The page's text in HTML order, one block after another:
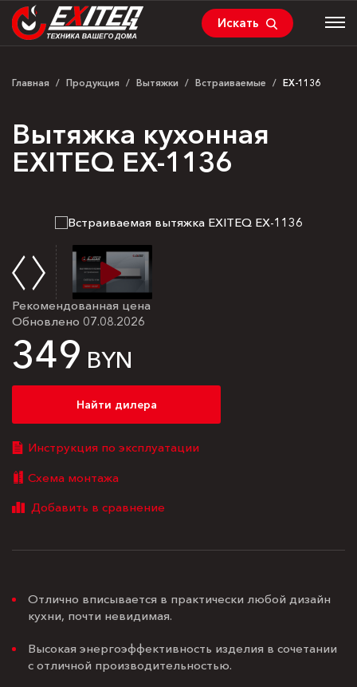
Искать
Главная / Продукция / Вытяжки / Встраиваемые / EX-1136
Вытяжка кухонная
EXITEQ EX-1136
Рекомендованная цена
Обновлено 07.08.2026
349 BYN
Найти дилера
Инструкция по эксплуатации
Схема монтажа
Отлично вписывается в практически любой дизайн
кухни, почти невидимая.
Высокая энергоэффективность изделия в сочетании
с отличной производительностью.